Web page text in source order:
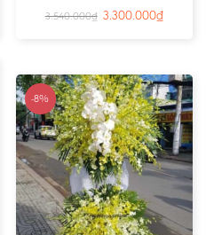
3.540.000₫ 3.300.000₫
-8%